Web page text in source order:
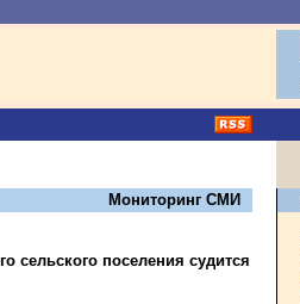
Мониторинг СМИ
сельского поселения судится